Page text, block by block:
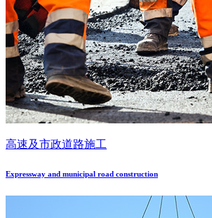
高速及市政道路施工
Expressway and municipal road construction